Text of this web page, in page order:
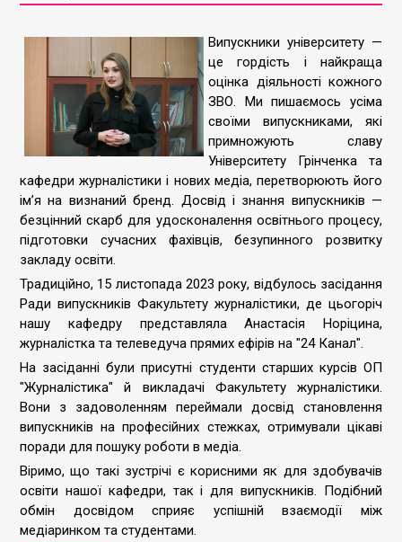
Випускники університету —
це гордість і найкраща
оцінка діяльності кожного
ЗВО. Ми пишаємось усіма
своїми випускниками, які
примножують славу
Університету Грінченка та
кафедри журналістики і нових медіа, перетворюють його
ім’я на визнаний бренд. Досвід і знання випускників —
безцінний скарб для удосконалення освітнього процесу,
підготовки сучасних фахівців, безупинного розвитку
закладу освіти.
Традиційно, 15 листопада 2023 року, відбулось засідання
Ради випускників Факультету журналістики, де цьогоріч
нашу кафедру представляла Анастасія Норіцина,
журналістка та телеведуча прямих ефірів на "24 Канал".
На засіданні були присутні студенти старших курсів ОП
"Журналістика" й викладачі Факультету журналістики.
Вони з задоволенням переймали досвід становлення
випускників на професійних стежках, отримували цікаві
поради для пошуку роботи в медіа.
Віримо, що такі зустрічі є корисними як для здобувачів
освіти нашої кафедри, так і для випускників. Подібний
обмін досвідом сприяє успішній взаємодії між
медіаринком та студентами.